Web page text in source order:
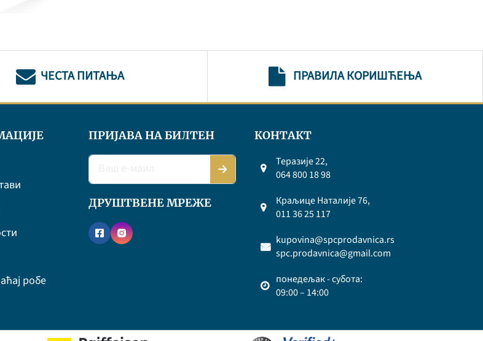
ЧЕСТА ПИТАЊА ПРАВИЛА КОРИШЋЕЊА
робе
ПРИЈАВА НА БИЛТЕН
ДРУШТВЕНЕ МРЕЖЕ
КОНТАКТ
Теразије 22,
064 800 18 98
Краљице Наталије 76,
011 36 25 117
kupovina@spcprodavnica.rs
spc.prodavnica@gmail.com
понедељак - субота:
09:00 – 14:00